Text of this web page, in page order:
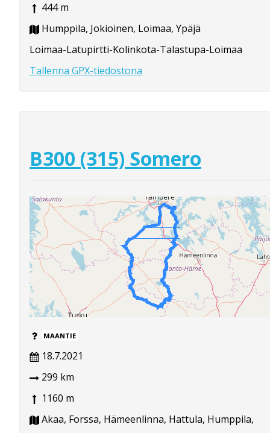
444 m
Humppila, Jokioinen, Loimaa, Ypäjä
Loimaa-Latupirtti-Kolinkota-Talastupa-Loimaa
Tallenna GPX-tiedostona
B300 (315) Somero
MAANTIE
18.7.2021
299 km
1160 m
Akaa, Forssa, Hämeenlinna, Hattula, Humppila,